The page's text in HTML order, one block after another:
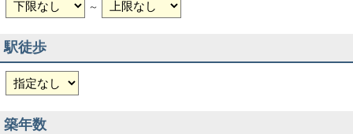
～
駅徒歩
築年数